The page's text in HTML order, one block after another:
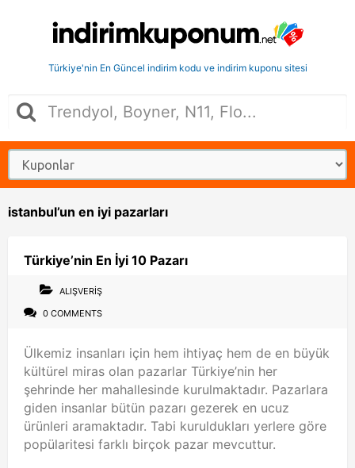
Türkiye'nin En Güncel indirim kodu ve indirim kuponu sitesi
istanbul’un en iyi pazarları
Türkiye’nin En İyi 10 Pazarı
ALIŞVERIŞ
0 COMMENTS
Ülkemiz insanları için hem ihtiyaç hem de en büyük
kültürel miras olan pazarlar Türkiye’nin her
şehrinde her mahallesinde kurulmaktadır. Pazarlara
giden insanlar bütün pazarı gezerek en ucuz
ürünleri aramaktadır. Tabi kuruldukları yerlere göre
popülaritesi farklı birçok pazar mevcuttur.